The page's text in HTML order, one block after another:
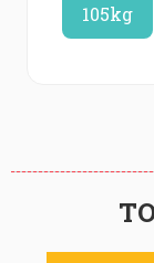
105kg